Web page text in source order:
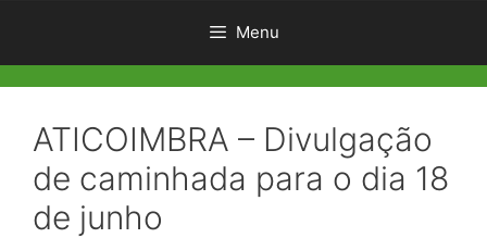
Menu
ATICOIMBRA – Divulgação
de caminhada para o dia 18
de junho